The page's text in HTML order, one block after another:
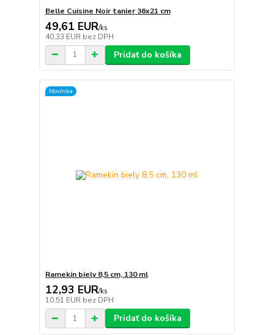
Belle Cuisine Noir tanier 36x21 cm
49,61 EUR/ks
40,33 EUR bez DPH
Pridať do košíka
Novinka
Ramekin biely 8,5 cm, 130 ml
12,93 EUR/ks
10,51 EUR bez DPH
Pridať do košíka